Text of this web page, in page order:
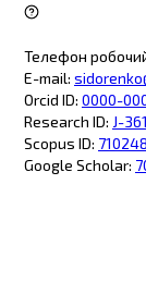
Телефон
E-mail:
Orcid ID: 0000-
Research ID: J-
Scopus ID:
Google Scholar: